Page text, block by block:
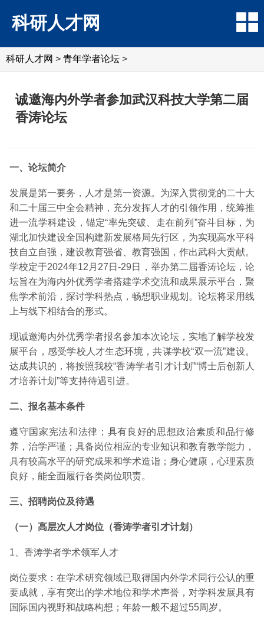
科研人才网
科研人才网 > 青年学者论坛 >
诚邀海内外学者参加武汉科技大学第二届
香涛论坛
一、论坛简介
发展是第一要务，人才是第一资源。为深入贯彻党的二十大
和二十届三中全会精神，充分发挥人才的引领作用，统筹推
进一流学科建设，锚定“率先突破、走在前列”奋斗目标，为
湖北加快建设全国构建新发展格局先行区，为实现高水平科
技自立自强，建设教育强省、教育强国，作出武科大贡献。
学校定于2024年12月27日-29日，举办第二届香涛论坛，论
坛旨在为海内外优秀学者搭建学术交流和成果展示平台，聚
焦学术前沿，探讨学科热点，畅想职业规划。论坛将采用线
上与线下相结合的形式。
现诚邀海内外优秀学者报名参加本次论坛，实地了解学校发
展平台，感受学校人才生态环境，共谋学校“双一流”建设。
达成共识的，将按照我校“香涛学者引才计划”“博士后创新人
才培养计划”等支持待遇引进。
二、报名基本条件
遵守国家宪法和法律；具有良好的思想政治素质和品行修
养，治学严谨；具备岗位相应的专业知识和教育教学能力，
具有较高水平的研究成果和学术造诣；身心健康，心理素质
良好，能全面履行各类岗位职责。
三、招聘岗位及待遇
（一）高层次人才岗位（香涛学者引才计划）
1、香涛学者学术领军人才
岗位要求：在学术研究领域已取得国内外学术同行公认的重
要成就，享有突出的学术地位和学术声誉，对学科发展具有
国际国内视野和战略构想；年龄一般不超过55周岁。